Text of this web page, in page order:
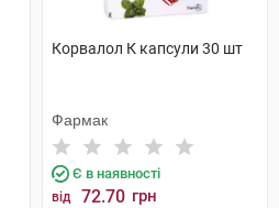
Корвалол К капсули 30 шт
Фармак
Є в наявності
від 72.70 грн